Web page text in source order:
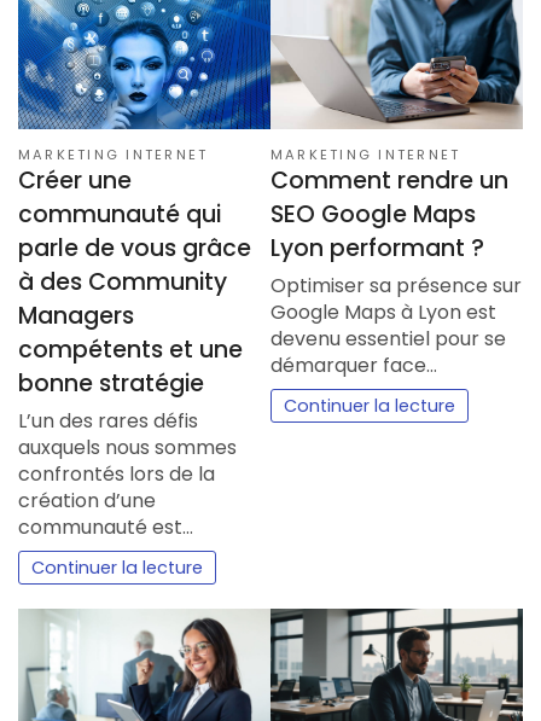
MARKETING INTERNET
Créer une
communauté qui
parle de vous grâce
à des Community
Managers
compétents et une
bonne stratégie
L’un des rares défis
auxquels nous sommes
confrontés lors de la
création d’une
communauté est…
Continuer la lecture
MARKETING INTERNET
Comment rendre un
SEO Google Maps
Lyon performant ?
Optimiser sa présence sur
Google Maps à Lyon est
devenu essentiel pour se
démarquer face…
Continuer la lecture